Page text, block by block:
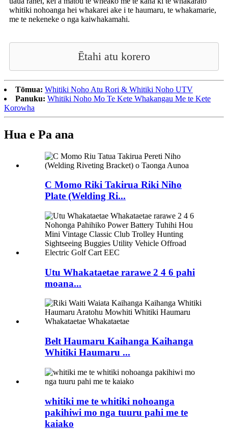
whitiki nohoanga hei whakarei ake i te haumaru, te whakamarie,
me te nekeneke o nga kaiwhakamahi.
Ētahi atu korero
Tōmua: Whitiki Noho Atu Rori & Whitiki Noho UTV
Panuku: Whitiki Noho Mo Te Kete Whakangau Me te Kete
Korowha
Hua e Pa ana
C Momo Riki Takirua Riki Niho
Plate (Welding Ri...
Utu Whakataetae rarawe 2 4 6 pahi
moana...
Belt Haumaru Kaihanga Kaihanga
Whitiki Haumaru ...
whitiki me te whitiki nohoanga
pakihiwi mo nga tuuru pahi me te
kaiako